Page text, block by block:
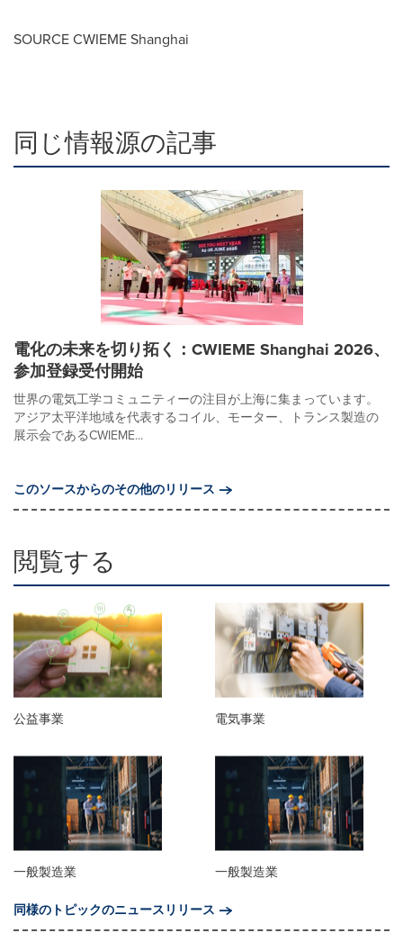
SOURCE CWIEME Shanghai
同じ情報源の記事
電化の未来を切り拓く：CWIEME Shanghai 2026、
参加登録受付開始
世界の電気工学コミュニティーの注目が上海に集まっています。
アジア太平洋地域を代表するコイル、モーター、トランス製造の
展示会であるCWIEME...
このソースからのその他のリリース
閲覧する
公益事業 電気事業
一般製造業
一般製造業
同様のトピックのニュースリリース